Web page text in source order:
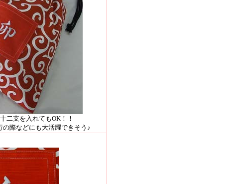
二支を入れてもOK！！
の際などにも大活躍できそう♪